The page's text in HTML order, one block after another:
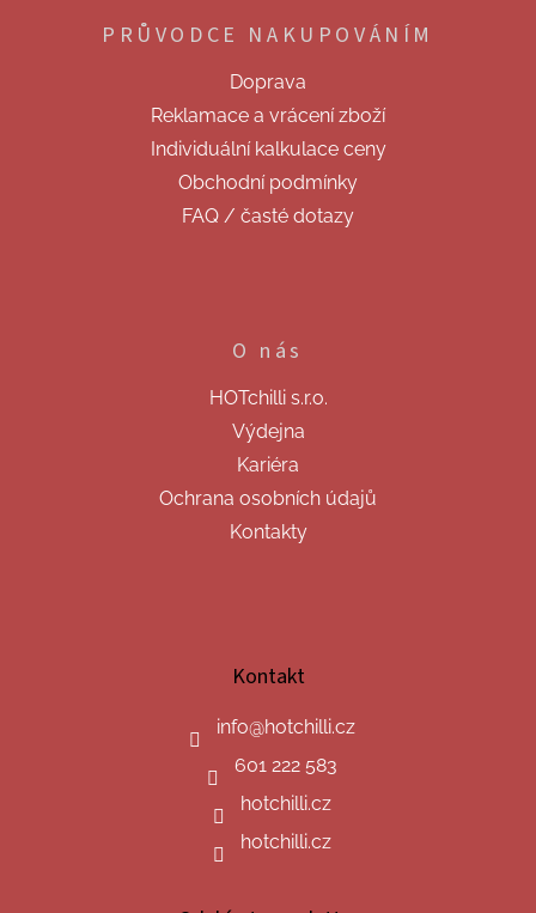
PRŮVODCE NAKUPOVÁNÍM
Doprava
Reklamace a vrácení zboží
Individuální kalkulace ceny
Obchodní podmínky
FAQ / časté dotazy
O nás
HOTchilli s.r.o.
Výdejna
Kariéra
Ochrana osobních údajů
Kontakty
Kontakt
info@hotchilli.cz
601 222 583
hotchilli.cz
hotchilli.cz